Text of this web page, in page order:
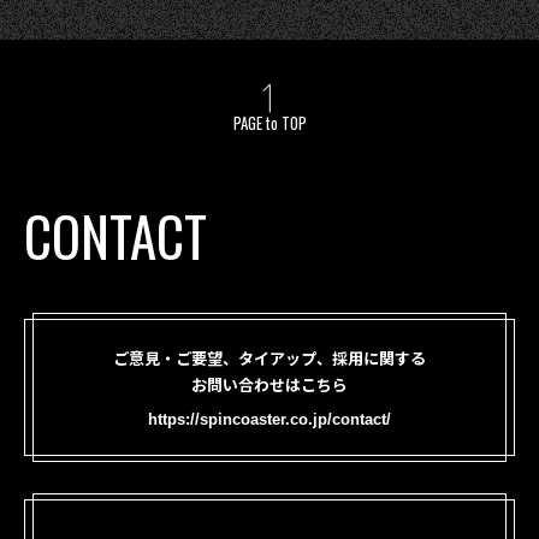
PAGE to TOP
CONTACT
ご意見・ご要望、タイアップ、採用に関する
お問い合わせはこちら
https://spincoaster.co.jp/contact/